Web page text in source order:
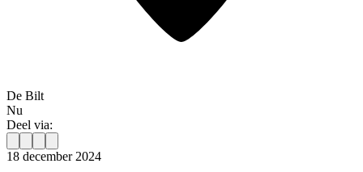
De Bilt
Nu
Deel via:
18 december 2024